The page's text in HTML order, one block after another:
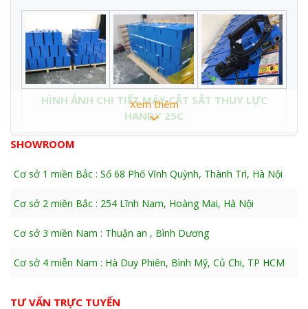
HÌNH ẢNH CHI TIẾT MÁY CẮT SẮT THUY LỰC
HANDY 25C
Tính năng, đặc điểm:
+ Nhẹ nhất so với các sản phẩm đối tác khác, tốt nhất về
+ Handy 25C cắt trong phạm vi từ 6 -> 25mm với sự an
+ Cắt nhanh, cắt liên tục trong thời gian dài liên tục, tự
hào về chức năng ổn định.
+ Sản phẩm được khách hàng lựa chọn và tin cậy nhất
THÔNG SỐ KỸ THUẬT :
Xem thêm
SHOWROOM
Cơ sở 1 miền Bắc : Số 68 Phố Vĩnh Quỳnh, Thành Trì, Hà Nội
Cơ sở 2 miền Bắc : 254 Lĩnh Nam, Hoàng Mai, Hà Nội
Cơ sở 3 miền Nam : Thuận an , Bình Dương
Cơ sở 4 miễn Nam : Hà Duy Phiên, Bình Mỹ, Củ Chi, TP HCM
TƯ VẤN TRỰC TUYẾN